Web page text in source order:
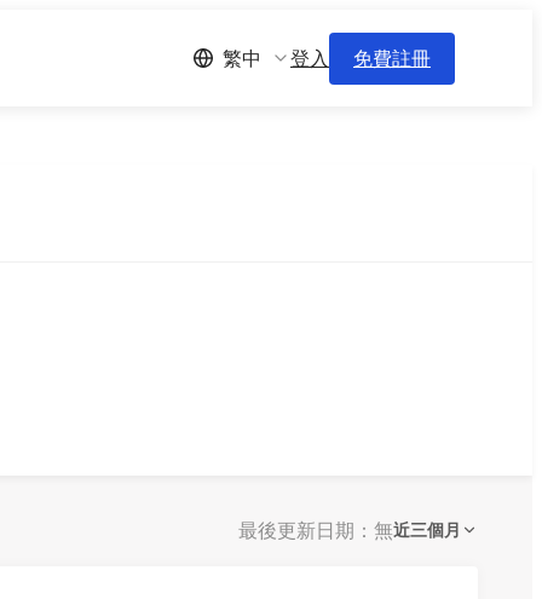
繁中 登入 免費註冊
最後更新日期：無近三個月